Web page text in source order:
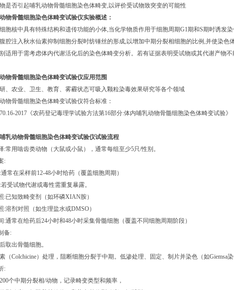
是否引起哺乳动物骨髓细胞染色体畸变,以评价受试物致突变的可能性
物骨髓细胞染色体畸变试验仪实验概述：
胞核中具有特殊结构和遗传功能的小体,当化学物质作用于细胞周期G1期和S期时诱发
腔注入秋水仙素抑制细胞分裂时纺锤丝的形成,以增加中期分裂相细胞的比例,并使染
适用于需考虑体内代谢活化后的染色体畸变分析。若有证据表明受试物或其代谢产物
物骨髓细胞染色体畸变试验仪应用范围
、农业、卫生、教育、雾霾状态可吸入颗粒染毒效果研究等各个领域
物骨髓细胞染色体畸变试验仪符合标准：
2017《农药登记毒理学试验方法第16部分:体内哺乳动物骨髓细胞染色体畸变试验》
乳动物骨髓细胞染色体畸变试验仪试验流程
:常用啮齿类动物（大鼠或小鼠），通常每组至少5只/性别。
:
常在采样前12-48小时给药（覆盖细胞周期）
受试物代谢或毒性需重复暴露。
:已知致畸变剂（如环磷XIAN胺）
:溶剂对照（如生理盐水或DMSO）
:通常在给药后24小时和48小时采集骨髓细胞（覆盖不同细胞周期阶段）
备:
取出骨髓细胞。
（Colchicine）处理，阻断细胞分裂于中期。低渗处理、固定、制片并染色（如Giemsa
:
个中期分裂相/动物，记录畸变类型和频率，